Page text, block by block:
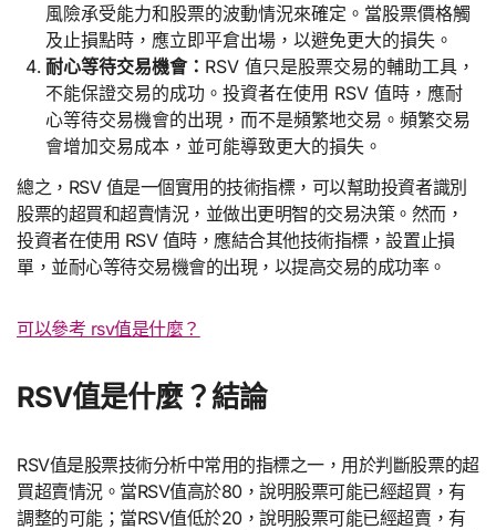
風險承受能力和股票的波動情況來確定。當股票價格觸
及止損點時，應立即平倉出場，以避免更大的損失。
耐心等待交易機會： RSV 值只是股票交易的輔助工具，
不能保證交易的成功。投資者在使用 RSV 值時，應耐
心等待交易機會的出現，而不是頻繁地交易。頻繁交易
會增加交易成本，並可能導致更大的損失。
總之，RSV 值是一個實用的技術指標，可以幫助投資者識別
股票的超買和超賣情況，並做出更明智的交易決策。然而，
投資者在使用 RSV 值時，應結合其他技術指標，設置止損
單，並耐心等待交易機會的出現，以提高交易的成功率。
可以參考 rsv值是什麼？
RSV值是什麼？結論
RSV值是股票技術分析中常用的指標之一，用於判斷股票的超
買超賣情況。當RSV值高於80，說明股票可能已經超買，有
調整的可能；當RSV值低於20，說明股票可能已經超賣，有